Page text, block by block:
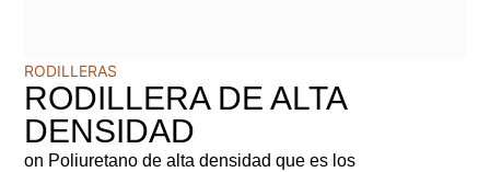
RODILLERAS
RODILLERA DE ALTA
DENSIDAD
on Poliuretano de alta densidad que es los